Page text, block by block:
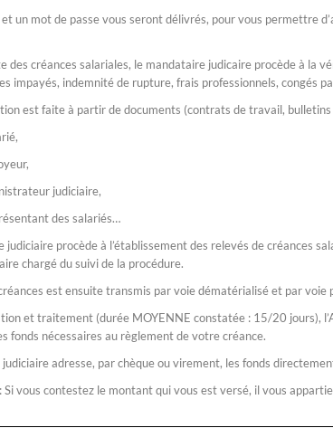
un mot de passe vous seront délivrés, pour vous permettre
des créances salariales, le mandataire judicaire procède à
impayés, indemnité de rupture, frais professionnels, congés
est faite à partir de documents (contrats de travail,
judiciaire,
des salariés…
judiciaire procède à l’établissement des relevés de créances
chargé du suivi de la procédure.
est ensuite transmis par voie dématérialisé et par voie
et traitement (durée MOYENNE constatée : 15/20 jours),
fonds nécessaires au règlement de votre créance.
adresse, par chèque ou virement, les fonds
Si vous contestez le montant qui vous est versé, il vous